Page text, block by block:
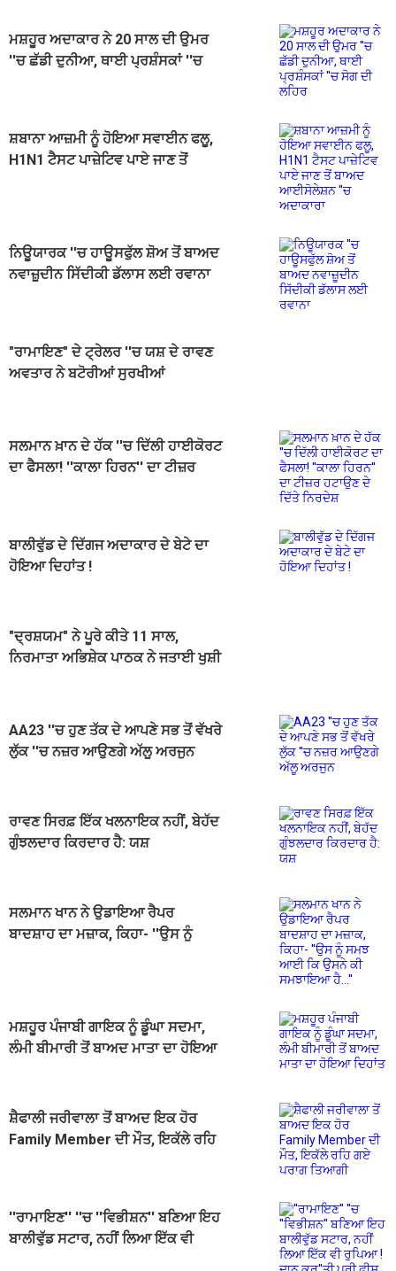
ਮਸ਼ਹੂਰ ਅਦਾਕਾਰ ਨੇ 20 ਸਾਲ ਦੀ ਉਮਰ
''ਚ ਛੱਡੀ ਦੁਨੀਆ, ਥਾਈ ਪ੍ਰਸ਼ੰਸਕਾਂ ''ਚ
ਸ਼ਬਾਨਾ ਆਜ਼ਮੀ ਨੂੰ ਹੋਇਆ ਸਵਾਈਨ ਫਲੂ,
H1N1 ਟੈਸਟ ਪਾਜ਼ੇਟਿਵ ਪਾਏ ਜਾਣ ਤੋਂ
ਨਿਊਯਾਰਕ ''ਚ ਹਾਊਸਫੁੱਲ ਸ਼ੋਅ ਤੋਂ ਬਾਅਦ
ਨਵਾਜ਼ੂਦੀਨ ਸਿੱਦੀਕੀ ਡੱਲਾਸ ਲਈ ਰਵਾਨਾ
"ਰਾਮਾਇਣ" ਦੇ ਟ੍ਰੇਲਰ ''ਚ ਯਸ਼ ਦੇ ਰਾਵਣ
ਅਵਤਾਰ ਨੇ ਬਟੋਰੀਆਂ ਸੁਰਖੀਆਂ
ਸਲਮਾਨ ਖ਼ਾਨ ਦੇ ਹੱਕ ''ਚ ਦਿੱਲੀ ਹਾਈਕੋਰਟ
ਦਾ ਫੈਸਲਾ! ''ਕਾਲਾ ਹਿਰਨ'' ਦਾ ਟੀਜ਼ਰ
ਬਾਲੀਵੁੱਡ ਦੇ ਦਿੱਗਜ ਅਦਾਕਾਰ ਦੇ ਬੇਟੇ ਦਾ
ਹੋਇਆ ਦਿਹਾਂਤ !
"ਦ੍ਰਸ਼ਯਮ" ਨੇ ਪੂਰੇ ਕੀਤੇ 11 ਸਾਲ,
ਨਿਰਮਾਤਾ ਅਭਿਸ਼ੇਕ ਪਾਠਕ ਨੇ ਜਤਾਈ ਖੁਸ਼ੀ
AA23 ''ਚ ਹੁਣ ਤੱਕ ਦੇ ਆਪਣੇ ਸਭ ਤੋਂ ਵੱਖਰੇ
ਲੁੱਕ ''ਚ ਨਜ਼ਰ ਆਉਣਗੇ ਅੱਲੂ ਅਰਜੁਨ
ਰਾਵਣ ਸਿਰਫ਼ ਇੱਕ ਖਲਨਾਇਕ ਨਹੀਂ, ਬੇਹੱਦ
ਗੁੰਝਲਦਾਰ ਕਿਰਦਾਰ ਹੈ: ਯਸ਼
ਸਲਮਾਨ ਖਾਨ ਨੇ ਉਡਾਇਆ ਰੈਪਰ
ਬਾਦਸ਼ਾਹ ਦਾ ਮਜ਼ਾਕ, ਕਿਹਾ- ''ਉਸ ਨੂੰ
ਮਸ਼ਹੂਰ ਪੰਜਾਬੀ ਗਾਇਕ ਨੂੰ ਡੂੰਘਾ ਸਦਮਾ,
ਲੰਮੀ ਬੀਮਾਰੀ ਤੋਂ ਬਾਅਦ ਮਾਤਾ ਦਾ ਹੋਇਆ
ਸ਼ੈਫਾਲੀ ਜਰੀਵਾਲਾ ਤੋਂ ਬਾਅਦ ਇਕ ਹੋਰ
Family Member ਦੀ ਮੌਤ, ਇਕੱਲੇ ਰਹਿ
''ਰਾਮਾਇਣ'' ''ਚ ''ਵਿਭੀਸ਼ਨ'' ਬਣਿਆ ਇਹ
ਬਾਲੀਵੁੱਡ ਸਟਾਰ, ਨਹੀਂ ਲਿਆ ਇੱਕ ਵੀ